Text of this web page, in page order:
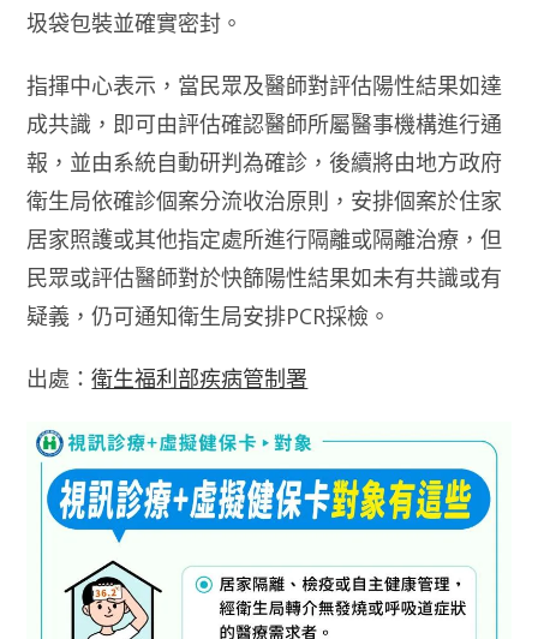
圾袋包裝並確實密封。
指揮中心表示，當民眾及醫師對評估陽性結果如達
成共識，即可由評估確認醫師所屬醫事機構進行通
報，並由系統自動研判為確診，後續將由地方政府
衛生局依確診個案分流收治原則，安排個案於住家
居家照護或其他指定處所進行隔離或隔離治療，但
民眾或評估醫師對於快篩陽性結果如未有共識或有
疑義，仍可通知衛生局安排PCR採檢。
出處：衛生福利部疾病管制署